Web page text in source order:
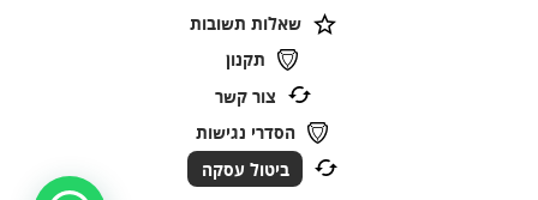
שאלות תשובות
תקנון
צור קשר
הסדרי נגישות
ביטול עסקה